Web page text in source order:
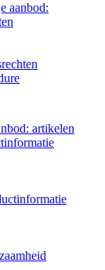
aanbod:
artikelen